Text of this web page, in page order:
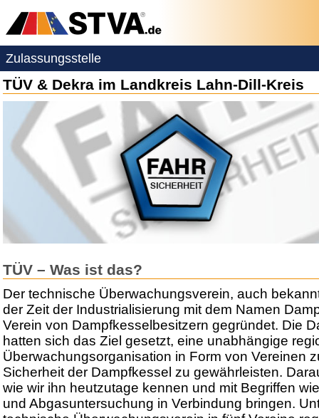
Zulassungsstelle
TÜV & Dekra im Landkreis Lahn-Dill-Kreis
TÜV – Was ist das?
Der technische Überwachungsverein, auch
der Zeit der Industrialisierung mit dem Namen
Verein von Dampfkesselbesitzern gegründet. Die
hatten sich das Ziel gesetzt, eine unabhängige
Überwachungsorganisation in Form von Vereinen
Sicherheit der Dampfkessel zu gewährleisten.
wie wir ihn heutzutage kennen und mit Begriffen
und Abgasuntersuchung in Verbindung bringen.